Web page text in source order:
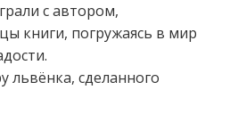
с автором,
книги, погружаясь в мир
львёнка, сделанного